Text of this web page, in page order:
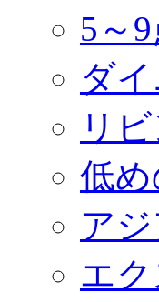
5～
ダ
リ
低
ア
エ